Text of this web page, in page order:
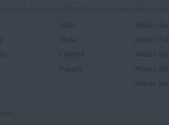
Auto
Music
Cinema
Γνώμες
Akous.
Akous.
Akous.
Akous.
Akous.